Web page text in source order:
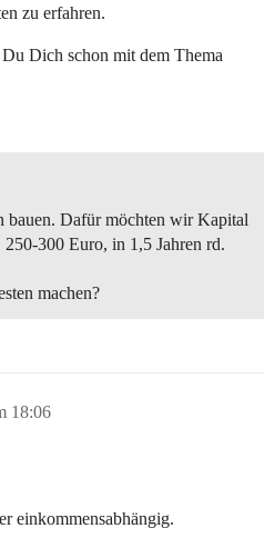
zu erfahren.
Dich schon mit dem Thema
bauen. Dafür möchten wir Kapital
300 Euro, in 1,5 Jahren rd.
machen?
18:06
einkommensabhängig.